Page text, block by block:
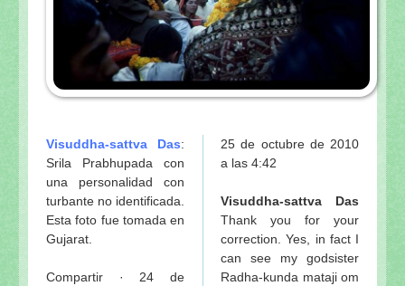
Visuddha-sattva Das:
Srila Prabhupada con
una personalidad con
turbante no identificada.
Esta foto fue tomada en
Gujarat.
Compartir · 24 de
25 de octubre de 2010
a las 4:42
Visuddha-sattva Das
Thank you for your
correction. Yes, in fact I
can see my godsister
Radha-kunda mataji om